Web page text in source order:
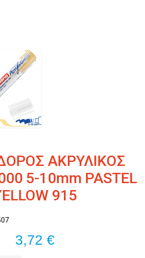
ΑΚΡΥΛΙΚΟΣ
5-10mm PASTEL
915
3,72 €